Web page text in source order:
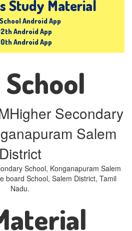
Study Material
Android App
Android App
Android App
Secondary
Salem
District
School, Konganapuram Salem
board School, Salem District, Tamil
Nadu.